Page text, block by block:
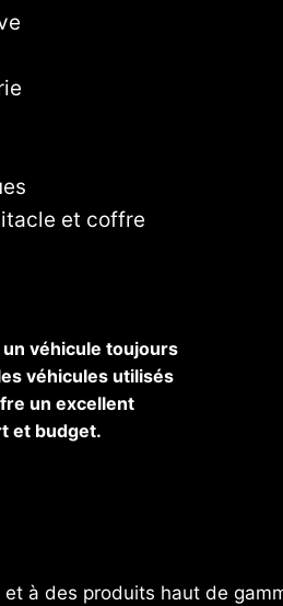
et coffre
véhicule toujours
véhicules utilisés
un excellent
et budget.
à des produits haut de